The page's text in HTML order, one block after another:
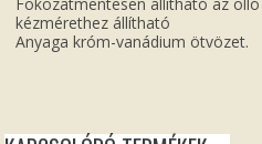
kézmérethez állítható
Anyaga króm-vanádium ötvözet.